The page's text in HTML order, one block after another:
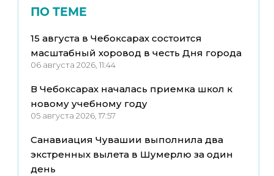
ПО ТЕМЕ
15 августа в Чебоксарах состоится
масштабный хоровод в честь Дня города
06 августа 2026, 11:44
В Чебоксарах началась приемка школ к
новому учебному году
05 августа 2026, 17:57
Санавиация Чувашии выполнила два
экстренных вылета в Шумерлю за один
день